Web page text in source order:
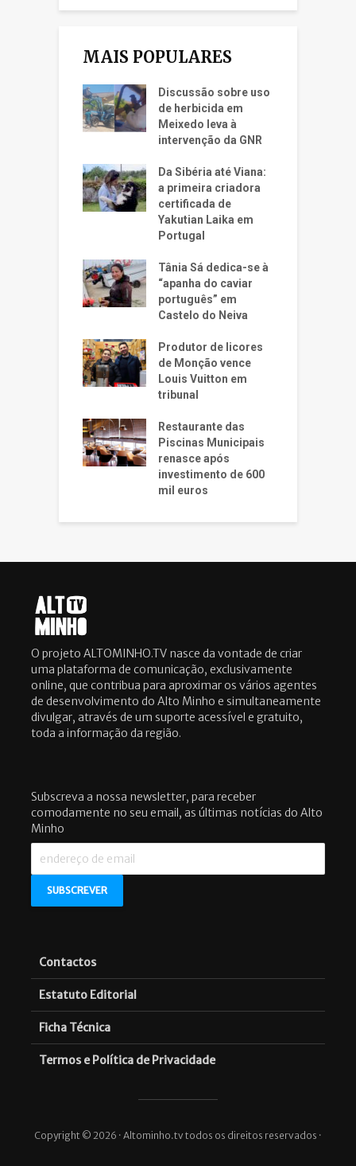
MAIS POPULARES
Discussão sobre uso
de herbicida em
Meixedo leva à
intervenção da GNR
Da Sibéria até Viana:
a primeira criadora
certificada de
Yakutian Laika em
Portugal
Tânia Sá dedica-se à
“apanha do caviar
português” em
Castelo do Neiva
Produtor de licores
de Monção vence
Louis Vuitton em
tribunal
Restaurante das
Piscinas Municipais
renasce após
investimento de 600
mil euros
O projeto ALTOMINHO.TV nasce da vontade de criar
uma plataforma de comunicação, exclusivamente
online, que contribua para aproximar os vários agentes
de desenvolvimento do Alto Minho e simultaneamente
divulgar, através de um suporte acessível e gratuito,
toda a informação da região.
Subscreva a nossa newsletter, para receber
comodamente no seu email, as últimas notícias do Alto
Minho
Contactos
Estatuto Editorial
Ficha Técnica
Termos e Política de Privacidade
Copyright © 2026 · Altominho.tv todos os direitos reservados ·